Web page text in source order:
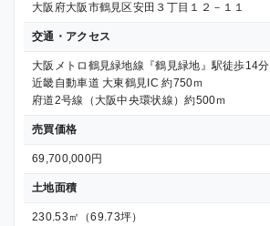
大阪府大阪市鶴見区安田３丁目１２－１１
交通・アクセス
大阪メトロ鶴見緑地線『鶴見緑地』駅徒歩14分
近畿自動車道 大東鶴見IC 約750ｍ
府道2号線（大阪中央環状線）約500ｍ
売買価格
69,700,000円
土地面積
230.53㎡（69.73坪）